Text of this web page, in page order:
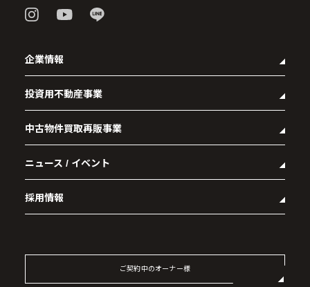
企業情報
- 企業理念
- 代表メッセージ
- 会社概要
- アクセス
- 社会貢献活動
投資用不動産事業
- マンション経営をお考えの方へ
- メインランドグループの強み
- オーナーズデータ
- 資産運用型マンション メインステージシリーズ
中古物件買取再販事業
- RE:MAIN
- リノベーション物件一覧
- リノベーション物件お問い合わせ
ニュース / イベント
採用情報
ご契約中のオーナー様